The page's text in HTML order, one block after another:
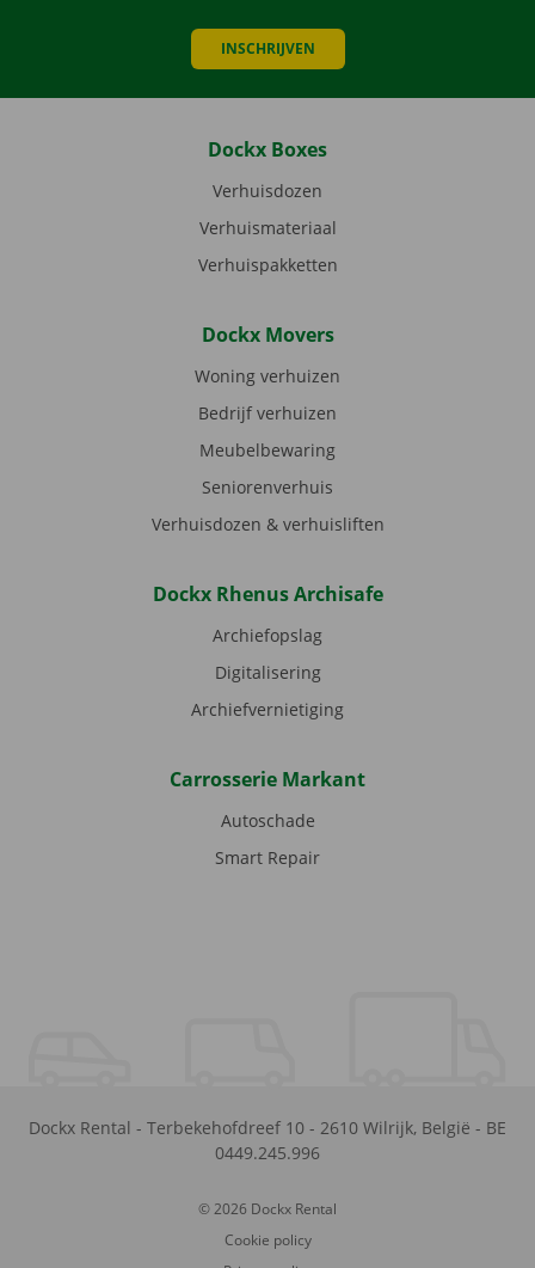
INSCHRIJVEN
Dockx Boxes
Verhuisdozen
Verhuismateriaal
Verhuispakketten
Dockx Movers
Woning verhuizen
Bedrijf verhuizen
Meubelbewaring
Seniorenverhuis
Verhuisdozen & verhuisliften
Dockx Rhenus Archisafe
Archiefopslag
Digitalisering
Archiefvernietiging
Carrosserie Markant
Autoschade
Smart Repair
Dockx Rental - Terbekehofdreef 10 - 2610 Wilrijk, België - BE
0449.245.996
© 2026 Dockx Rental
Cookie policy